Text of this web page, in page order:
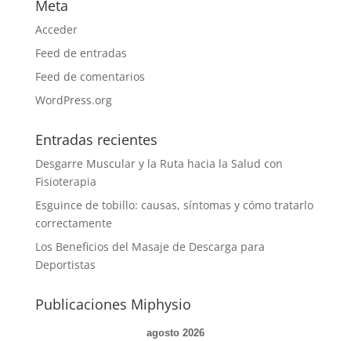
Meta
Acceder
Feed de entradas
Feed de comentarios
WordPress.org
Entradas recientes
Desgarre Muscular y la Ruta hacia la Salud con
Fisioterapia
Esguince de tobillo: causas, síntomas y cómo tratarlo
correctamente
Los Beneficios del Masaje de Descarga para
Deportistas
Publicaciones Miphysio
agosto 2026